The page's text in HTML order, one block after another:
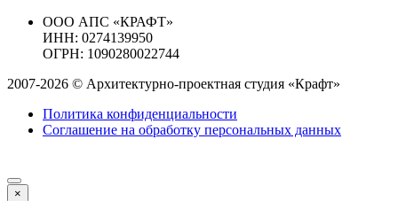
ООО АПС «КРАФТ»
ИНН: 0274139950
ОГРН: 1090280022744
2007-2026 © Архитектурно-проектная студия «Крафт»
Политика конфиденциальности
Соглашение на обработку персональных данных
×